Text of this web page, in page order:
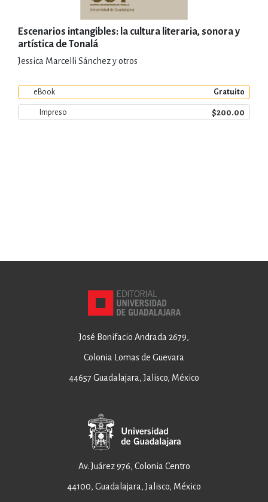
Escenarios intangibles: la cultura literaria, sonora y
artística de Tonalá
Jessica Marcelli Sánchez y otros
eBook Gratuito
Impreso $200.00
José Bonifacio Andrada 2679,
Colonia Lomas de Guevara
44657 Guadalajara, Jalisco, México
Av. Juárez 976, Colonia Centro
44100, Guadalajara, Jalisco, México